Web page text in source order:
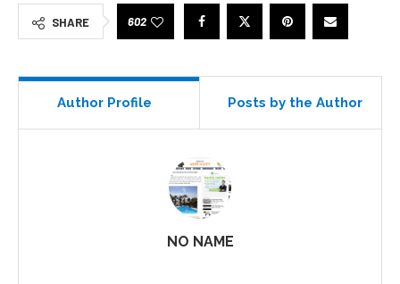
SHARE 602
Author Profile Posts by the Author
NO NAME